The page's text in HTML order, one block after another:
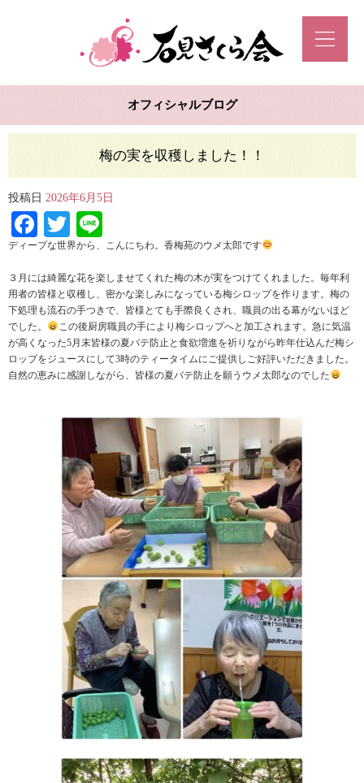
オフィシャルブログ
梅の実を収穫しました！！
投稿日 2026年6月5日
Facebook
Twitter
ディープな世界から、こんにちわ。香梅苑のウメ太郎です
３月には綺麗な花を楽しませてくれた梅の木が実をつけてくれました。毎年利
用者の皆様と収穫し、密かな楽しみになっている梅シロップを作ります。梅の
下処理も流石の手つきで、皆様とても手際良くされ、職員の出る幕がないほど
でした。
この後厨房職員の手により梅シロップへと加工されます。急に気温
が高くなった5月末皆様の夏バテ防止と食欲増進を祈りながら昨年仕込んだ梅シ
ロップをジュースにして3時のティータイムにご提供しご好評いただきました。
自然の恵みに感謝しながら、皆様の夏バテ防止を願うウメ太郎なのでした